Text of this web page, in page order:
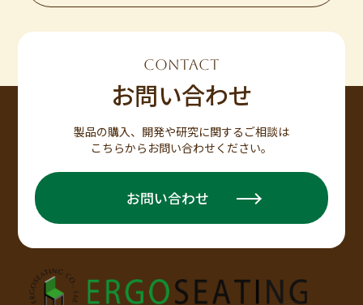
CONTACT
お問い合わせ
製品の購入、開発や研究に関するご相談は
こちらからお問い合わせください。
お問い合わせ